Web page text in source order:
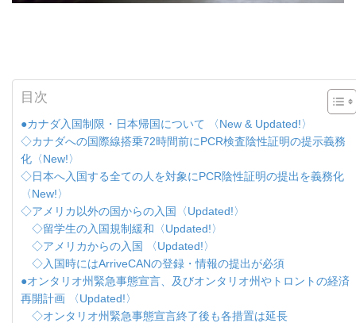
目次
●カナダ入国制限・日本帰国について 〈New & Updated!〉
◇カナダへの国際線搭乗72時間前にPCR検査陰性証明の提示義務
化〈New!〉
◇日本へ入国する全ての人を対象にPCR陰性証明の提出を義務化
〈New!〉
◇アメリカ以外の国からの入国〈Updated!〉
◇留学生の入国規制緩和〈Updated!〉
◇アメリカからの入国 〈Updated!〉
◇入国時にはArriveCANの登録・情報の提出が必須
●オンタリオ州緊急事態宣言、及びオンタリオ州やトロントの経済
再開計画 〈Updated!〉
◇オンタリオ州緊急事態宣言終了後も各措置は延長